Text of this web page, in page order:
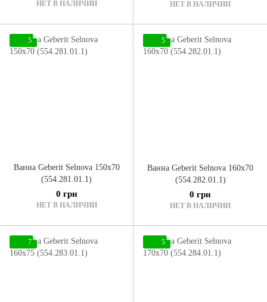
НЕТ В НАЛИЧИИ НЕТ В НАЛИЧИИ
5
Ванна Geberit Selnova 150x70
(554.281.01.1)
0 грн
НЕТ В НАЛИЧИИ
5
Ванна Geberit Selnova 160x70
(554.282.01.1)
0 грн
НЕТ В НАЛИЧИИ
7 5